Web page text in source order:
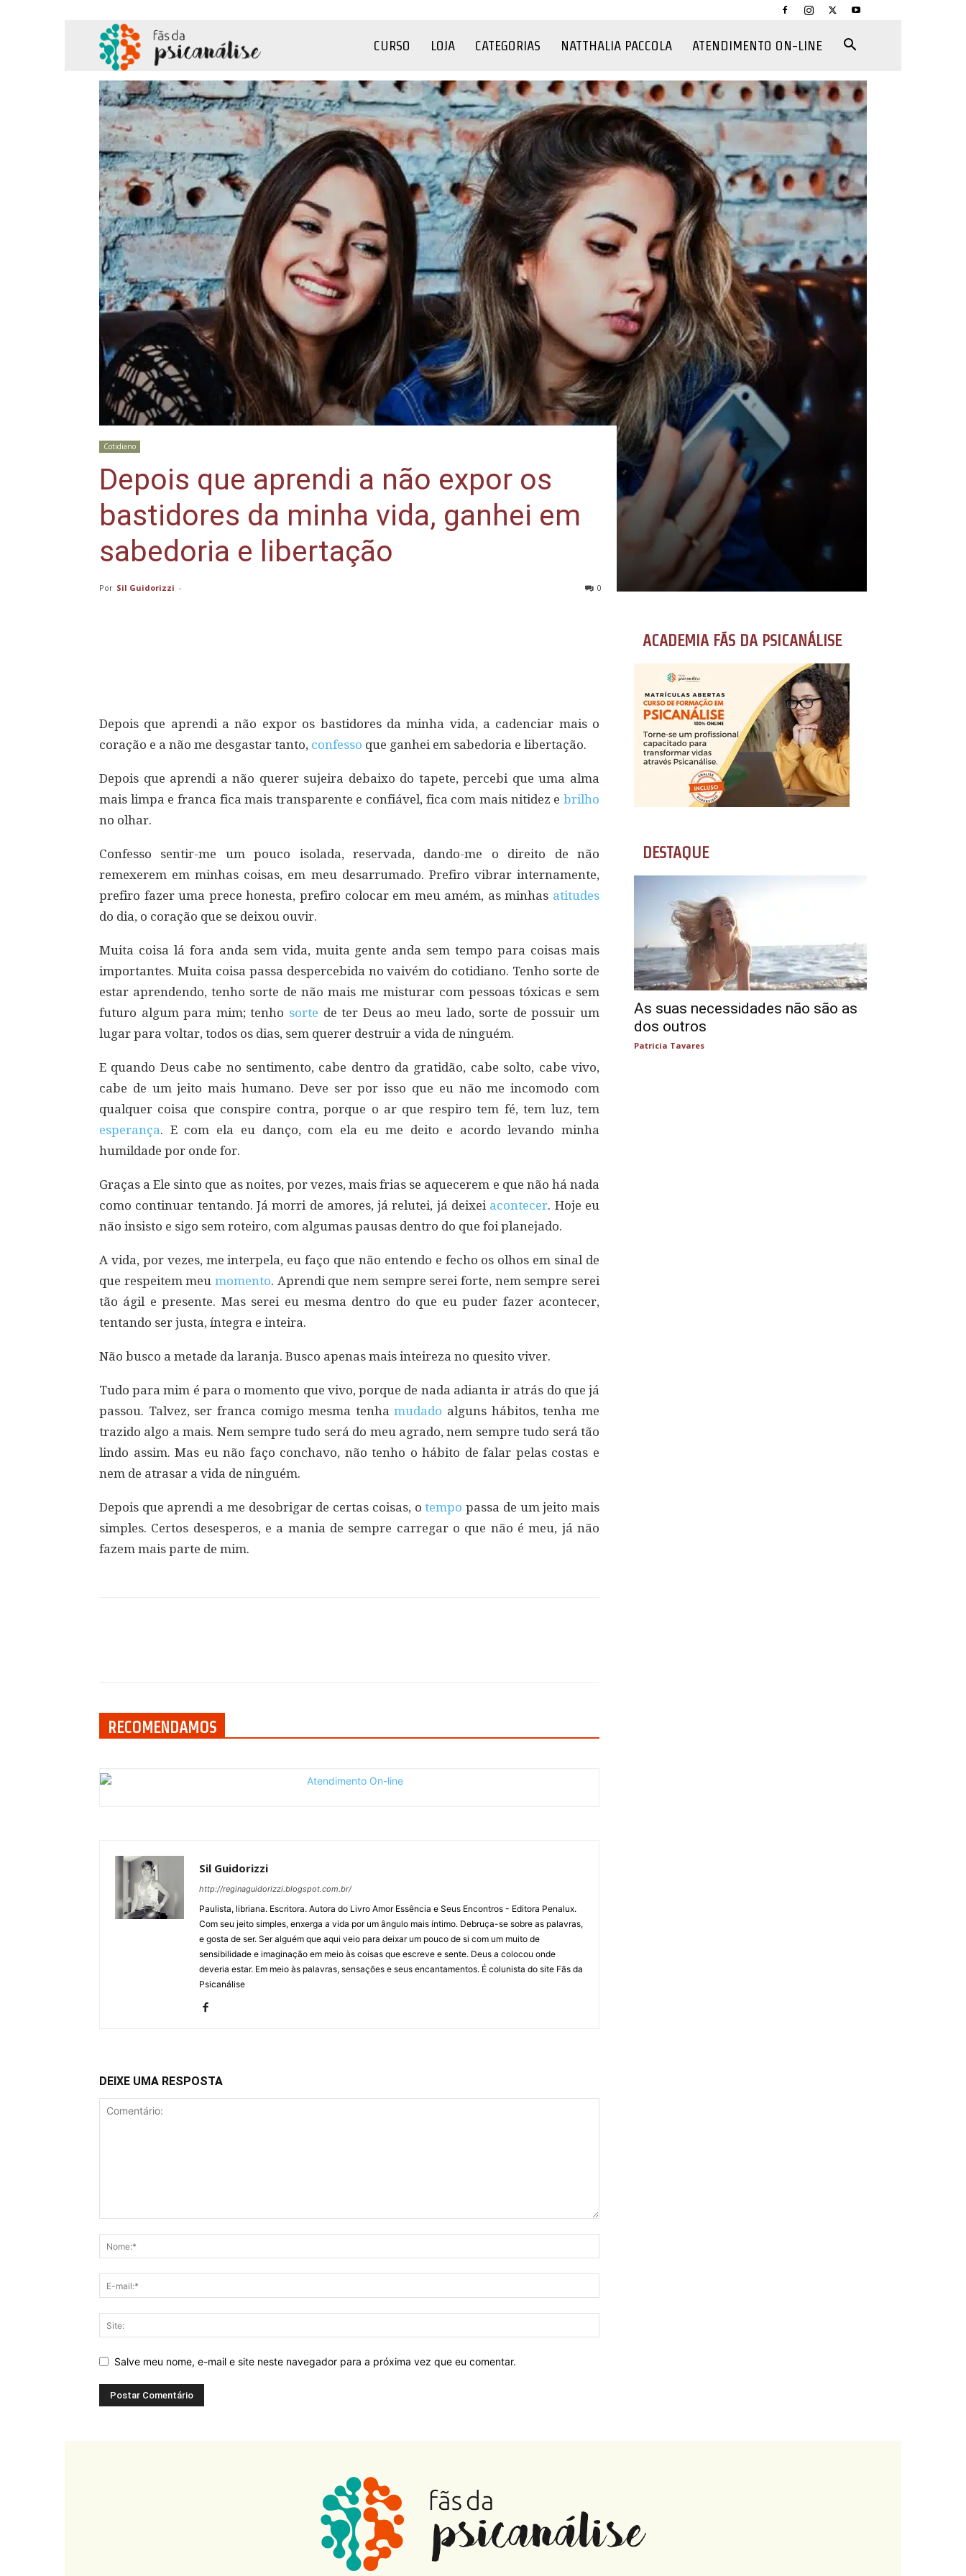
da
Psicanálise
CURSO LOJA CATEGORIAS NATTHALIA PACCOLA ATENDIMENTO ON-LINE
Cotidiano
Depois que aprendi a não expor os
bastidores da minha vida, ganhei em
sabedoria e libertação
Por Sil Guidorizzi - 0
Depois que aprendi a não expor os bastidores da minha vida, a cadenciar mais o
coração e a não me desgastar tanto, confesso que ganhei em sabedoria e libertação.
Depois que aprendi a não querer sujeira debaixo do tapete, percebi que uma alma
mais limpa e franca fica mais transparente e confiável, fica com mais nitidez e brilho
no olhar.
Confesso sentir-me um pouco isolada, reservada, dando-me o direito de não
remexerem em minhas coisas, em meu desarrumado. Prefiro vibrar internamente,
prefiro fazer uma prece honesta, prefiro colocar em meu amém, as minhas atitudes
do dia, o coração que se deixou ouvir.
Muita coisa lá fora anda sem vida, muita gente anda sem tempo para coisas mais
importantes. Muita coisa passa despercebida no vaivém do cotidiano. Tenho sorte de
estar aprendendo, tenho sorte de não mais me misturar com pessoas tóxicas e sem
futuro algum para mim; tenho sorte de ter Deus ao meu lado, sorte de possuir um
lugar para voltar, todos os dias, sem querer destruir a vida de ninguém.
E quando Deus cabe no sentimento, cabe dentro da gratidão, cabe solto, cabe vivo,
cabe de um jeito mais humano. Deve ser por isso que eu não me incomodo com
qualquer coisa que conspire contra, porque o ar que respiro tem fé, tem luz, tem
esperança. E com ela eu danço, com ela eu me deito e acordo levando minha
humildade por onde for.
Graças a Ele sinto que as noites, por vezes, mais frias se aquecerem e que não há nada
como continuar tentando. Já morri de amores, já relutei, já deixei acontecer. Hoje eu
não insisto e sigo sem roteiro, com algumas pausas dentro do que foi planejado.
A vida, por vezes, me interpela, eu faço que não entendo e fecho os olhos em sinal de
que respeitem meu momento. Aprendi que nem sempre serei forte, nem sempre serei
tão ágil e presente. Mas serei eu mesma dentro do que eu puder fazer acontecer,
tentando ser justa, íntegra e inteira.
Não busco a metade da laranja. Busco apenas mais inteireza no quesito viver.
Tudo para mim é para o momento que vivo, porque de nada adianta ir atrás do que já
passou. Talvez, ser franca comigo mesma tenhamudado alguns hábitos, tenha me
trazido algo a mais. Nem sempre tudo será do meu agrado, nem sempre tudo será tão
lindo assim. Mas eu não faço conchavo, não tenho o hábito de falar pelas costas e
nem de atrasar a vida de ninguém.
Depois que aprendi a me desobrigar de certas coisas, otempo passa de um jeito mais
simples. Certos desesperos, e a mania de sempre carregar o que não é meu, já não
fazem mais parte de mim.
RECOMENDAMOS
Sil Guidorizzi
http://reginaguidorizzi.blogspot.com.br/
Paulista, libriana. Escritora. Autora do Livro Amor Essência e Seus Encontros - Editora Penalux.
Com seu jeito simples, enxerga a vida por um ângulo mais íntimo. Debruça-se sobre as palavras,
e gosta de ser. Ser alguém que aqui veio para deixar um pouco de si com um muito de
sensibilidade e imaginação em meio às coisas que escreve e sente. Deus a colocou onde
deveria estar. Em meio às palavras, sensações e seus encantamentos. É colunista do site Fãs da
Psicanálise
DEIXE UMA RESPOSTA
Salve meu nome, e-mail e site neste navegador para a próxima vez que eu comentar.
ACADEMIA FÃS DA PSICANÁLISE
DESTAQUE
As suas necessidades não são as
dos outros
Patricia Tavares